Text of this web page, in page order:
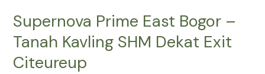
Supernova Prime East Bogor –
Tanah Kavling SHM Dekat Exit
Citeureup